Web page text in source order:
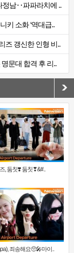
정남‥파파라치에 ..
키 소화 ‘역대급..
즈 갱신한 인형 비..
문대 합격 후 리..
, 둠칫❣️ 둠칫❣&#..
죄송해요🥺🎤마이..